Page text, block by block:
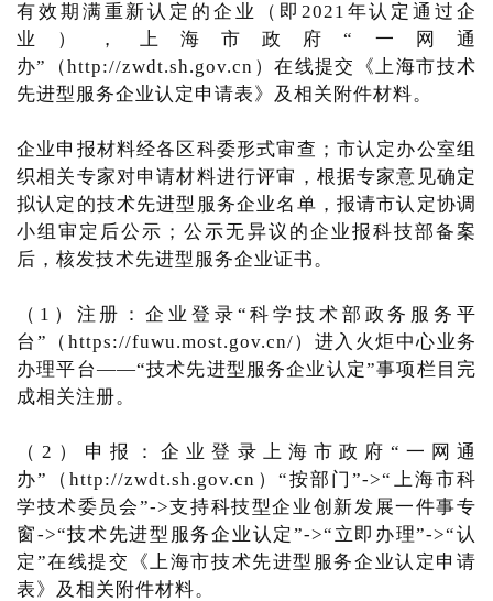
有效期满重新认定的企业（即2021年认定通过企
业），上海市政府“一网通
办”（http://zwdt.sh.gov.cn）在线提交《上海市技术
先进型服务企业认定申请表》及相关附件材料。
企业申报材料经各区科委形式审查；市认定办公室组
织相关专家对申请材料进行评审，根据专家意见确定
拟认定的技术先进型服务企业名单，报请市认定协调
小组审定后公示；公示无异议的企业报科技部备案
后，核发技术先进型服务企业证书。
（1）注册：企业登录“科学技术部政务服务平
台”（https://fuwu.most.gov.cn/）进入火炬中心业务
办理平台——“技术先进型服务企业认定”事项栏目完
成相关注册。
（2）申报：企业登录上海市政府“一网通
办”（http://zwdt.sh.gov.cn）“按部门”->“上海市科
学技术委员会”->支持科技型企业创新发展一件事专
窗->“技术先进型服务企业认定”->“立即办理”->“认
定”在线提交《上海市技术先进型服务企业认定申请
表》及相关附件材料。